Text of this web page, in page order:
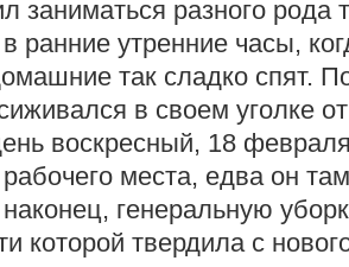
заниматься разного рода
ранние утренние часы,
так сладко спят.
в своем уголке
воскресный, 18
рабочего места, едва он
генеральную
которой твердила с